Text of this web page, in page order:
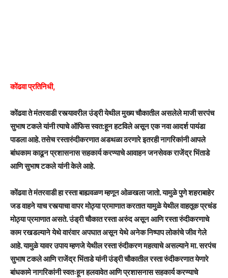
कोंढवा प्रतिनिधी,
कोंढवा ते मंतरवाडी रस्त्यावरील उंड्री येथील मुख्य चौकातील असलेले माजी सरपंच
सुभाष टकले यांनी त्याचे ऑफिस स्वत:हून हटविले असून एक नवा आदर्श पायंडा
पाडला आहे. तसेच रस्तारुंदीकरणात अडथळा ठरणारे इतरही नागरिकांनी आपले
बांधकाम काढून प्रशासनास सहकार्य करण्याचे आवाहन जनसेवक राजेंद्र भिंताडे
आणि सुभाष टकले यांनी केले आहे.
कोंढवा ते मंतरवाडी हा रस्ता बाह्यवळण म्हणून ओळखला जातो. यामुळे पुणे शहराबाहेर
जड वाहने याच रस्त्याचा वापर मोठ्या प्रमाणात करतात यामुळे येथील वाहतूक प्रचंड
मोठ्या प्रमाणात असते. उंड्री चौकात रस्ता अरुंद असून आणि रस्ता रुंदीकरणाचे
काम रखडल्याने येथे वारंवार अपघात असून येथे अनेक निष्पाप लोकांचे जीव गेले
आहे. यामुळे यावर उपाय म्हणजे येथील रस्ता रुंदीकरण महत्वाचे असल्याने मा. सरपंच
सुभाष टकले आणि राजेंद्र भिंताडे यांनी उंड्री चौकातील रस्ता रुंदीकरणात येणारे
बांधकामे नागरिकांनी स्वतःहून हलवावेत आणि प्रशासनास सहकार्य करण्याचे